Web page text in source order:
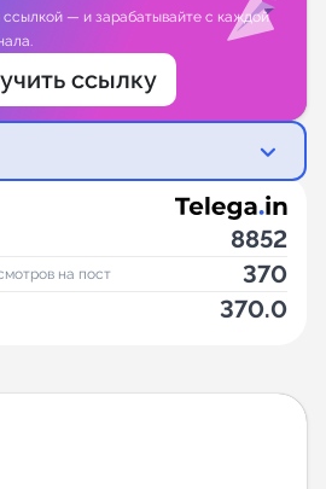
— и зарабатывайте с каждой
ссылку
8852
на пост 370
370.0